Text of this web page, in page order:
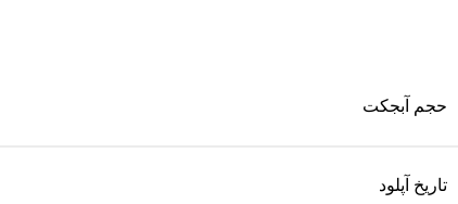
حجم آبجکت
تاریخ آپلود